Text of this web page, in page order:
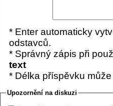
* Enter automaticky
odstavců.
* Správný zápis při
text
* Délka příspěvku
Upozornění na diskuzi